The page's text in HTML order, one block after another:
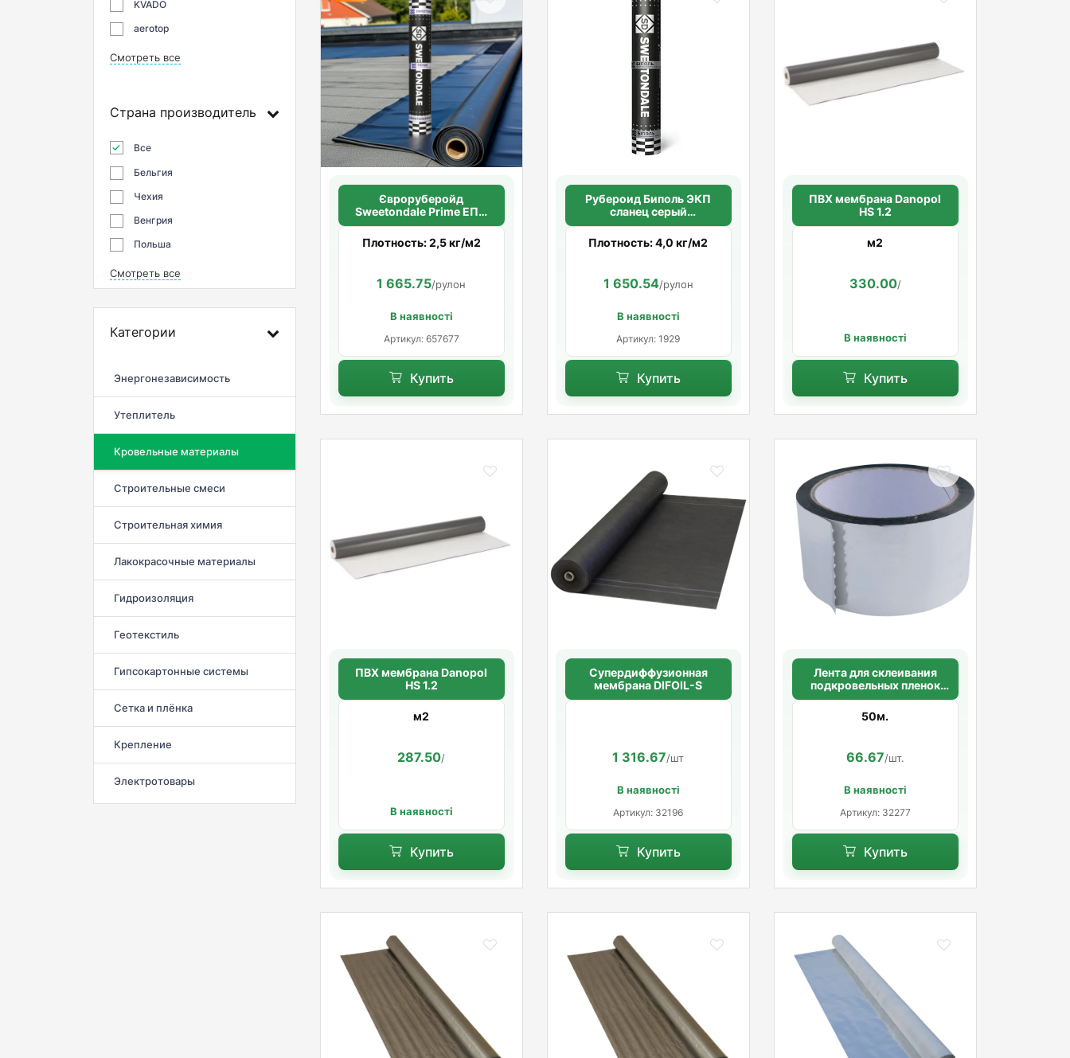
KVADO
aerotop
Смотреть все
Страна производитель
Все
Бельгия
Чехия
Венгрия
Польша
Смотреть все
Категории
Энергонезависимость
Утеплитель
Кровельные материалы
Строительные смеси
Строительная химия
Лакокрасочные материалы
Гидроизоляция
Геотекстиль
Гипсокартонные системы
Сетка и плёнка
Крепление
Электротовары
Євроруберойд
Sweetondale Prime ЕПП
(поліестер) 2,5(10 м2/
рулон)
Плотность: 2,5 кг/м2
1 665.75/рулон
В наявності
Артикул: 657677
Купить
Рубероид Биполь ЭКП
сланец серый
(полиэстер)
Плотность: 4,0 кг/м2
1 650.54/рулон
В наявності
Артикул: 1929
Купить
ПВХ мембрана Danopol
HS 1.2
м2
330.00/
В наявності
Купить
ПВХ мембрана Danopol
HS 1.2
м2
287.50/
В наявності
Купить
Супердиффузионная
мембрана DIFOIL-S
1 316.67/шт
В наявності
Артикул: 32196
Купить
Лента для склеивания
подкровельных пленок
ISOFLEX TAPE
50м.
66.67/шт.
В наявності
Артикул: 32277
Купить